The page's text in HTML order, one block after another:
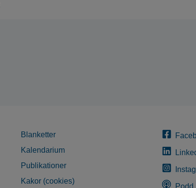
Blanketter
Kalendarium
Publikationer
Kakor (cookies)
Podd